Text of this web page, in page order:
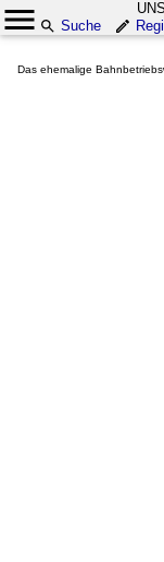
Suche
Das ehemalige